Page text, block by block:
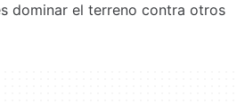
dominar el terreno contra otros